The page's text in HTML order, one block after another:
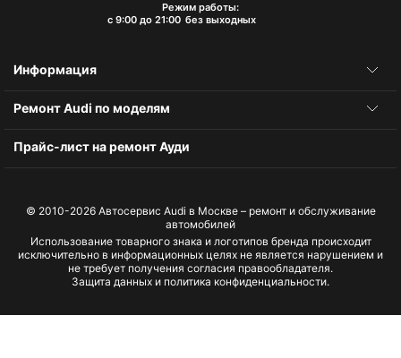
Режим работы:
с 9:00 до 21:00 без выходных
Информация
Ремонт Audi по моделям
Прайс-лист на ремонт Ауди
© 2010-2026 Автосервис Audi в Москве – ремонт и обслуживание
автомобилей
Использование товарного знака и логотипов бренда происходит
исключительно в информационных целях не является нарушением и
не требует получения согласия правообладателя.
Защита данных и политика конфиденциальности.